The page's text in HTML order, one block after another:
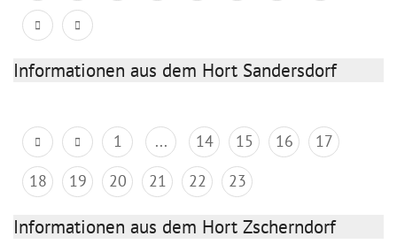
Informationen aus dem Hort Sandersdorf
1 ... 14 15 16
17
18
19 20 21 22 23
Informationen aus dem Hort Zscherndorf